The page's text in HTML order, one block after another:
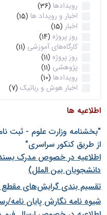
رویدادها (36)
اخبار و رویداد ها (15)
اخبار (15)
روز پروژه (14)
کارگاه‌های آموزشی (11)
روز پروژه (11)
پژوهشی (11)
رویدادها (10)
اخبار هوش و رباتیک (7)
اطلاعیه ها
"بخشنامه وزارت علوم - ثبت
از طريق كنكور سراسری"
اطلاعیه در خصوص مدرک
دانشجویان بین الملل)
تقسیم بندی گرایش‌های
شيوه نامه نگارش پايان نامه/